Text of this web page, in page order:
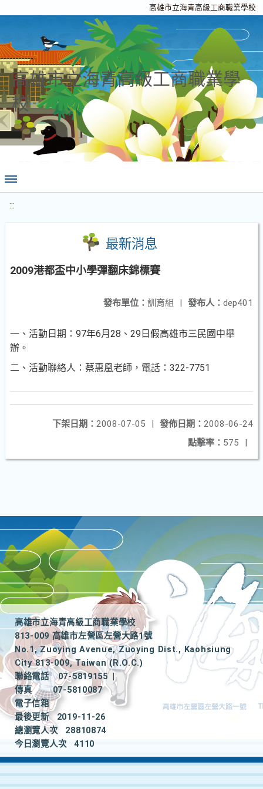
高雄市立海青高級工商職業學校
高雄市立海青高級工商職業學
校
:::
最新消息
2009港都盃中小學彈翻床錦標賽
發布人： dep401
發布單位： 訓育組 |
一、活動日期：97年6月28、29日假高雄市三民國中舉
辦。
二、活動聯絡人：蔡惠凰老師，電話：322-7751
發佈日期： 2008-06-24
下架日期： 2008-07-05
|
點擊率： 575 |
高雄市立海青高級工商職業學校
813-009 高雄市左營區左營大路1號
No.1, Zuoying Avenue, Zuoying Dist., Kaohsiung
City 813-009, Taiwan (R.O.C.)
聯絡電話
07-5819155
|
傳真
07-5810087
電子信箱
最後更新
2019-11-26
總瀏覽人次
28810874
今日瀏覽人次
4110